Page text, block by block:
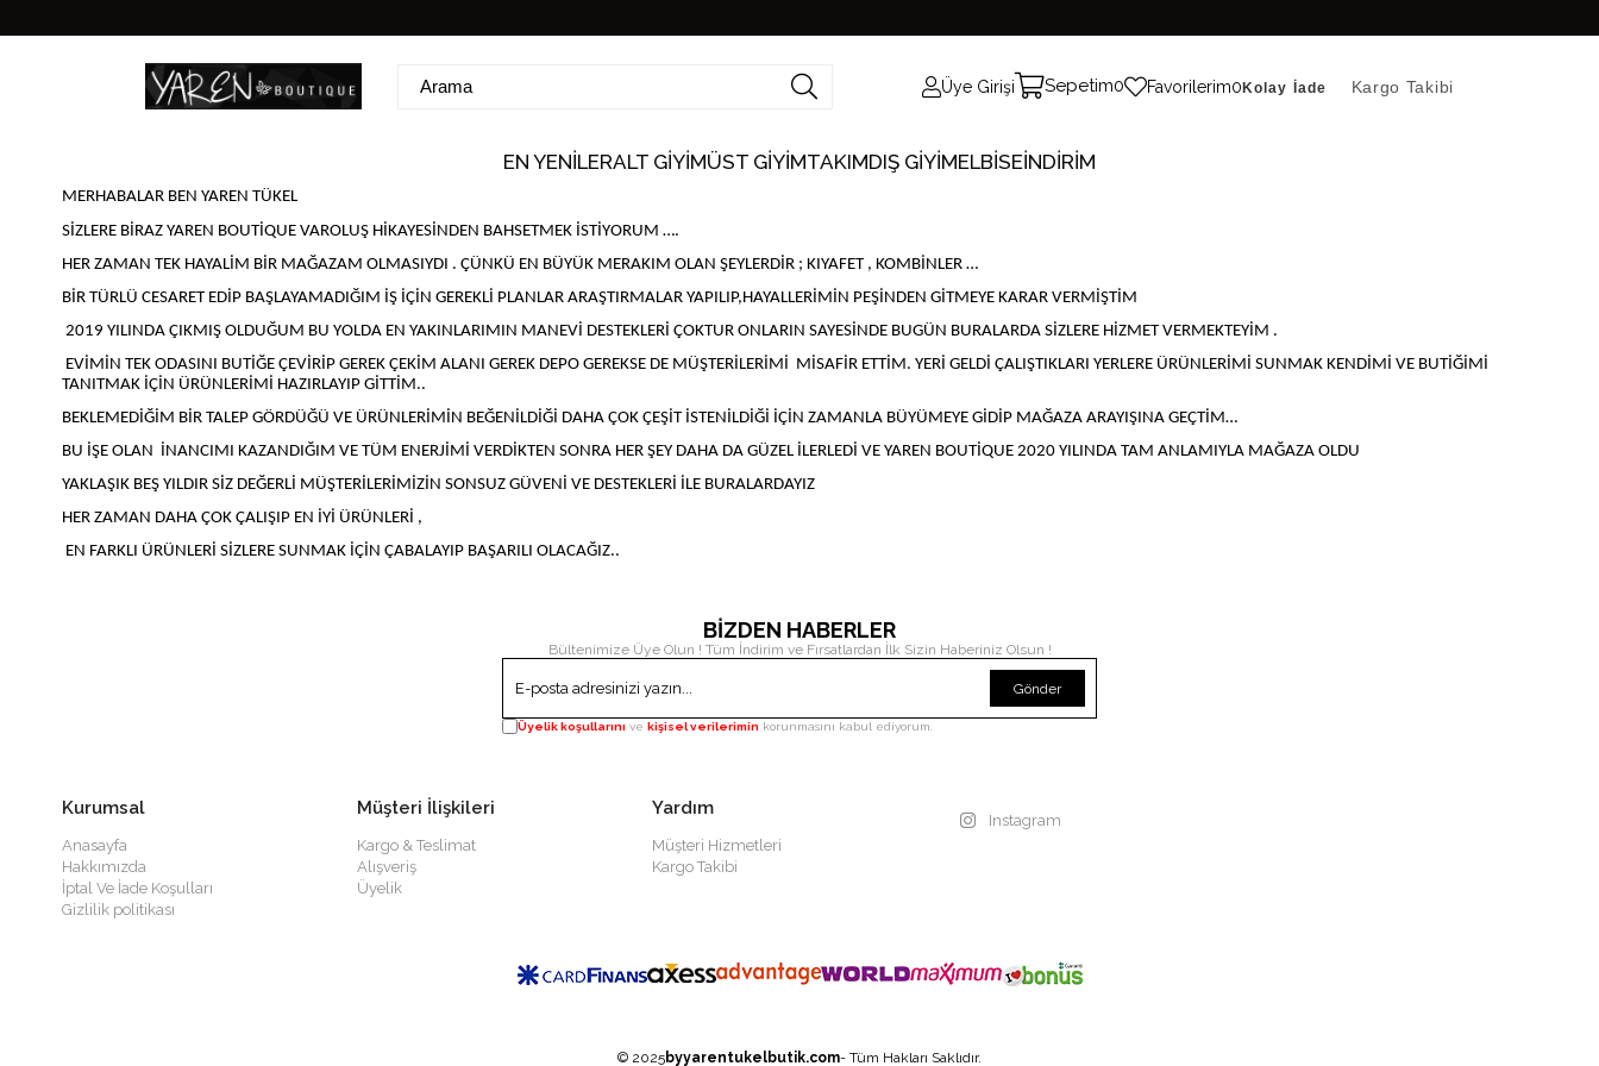
Üye Girişi Sepetim0 Favorilerim0Kolay İade Kargo Takibi
EN YENİLERALT GİYİMÜST GİYİMTAKIMDIŞ GİYİMELBİSEİNDİRİM
MERHABALAR BEN YAREN TÜKEL
SİZLERE BİRAZ YAREN BOUTİQUE VAROLUŞ HİKAYESİNDEN BAHSETMEK İSTİYORUM ….
HER ZAMAN TEK HAYALİM BİR MAĞAZAM OLMASIYDI . ÇÜNKÜ EN BÜYÜK MERAKIM OLAN ŞEYLERDİR ; KIYAFET , KOMBİNLER …
BİR TÜRLÜ CESARET EDİP BAŞLAYAMADIĞIM İŞ İÇİN GEREKLİ PLANLAR ARAŞTIRMALAR YAPILIP,HAYALLERİMİN PEŞİNDEN GİTMEYE KARAR VERMİŞTİM
2019 YILINDA ÇIKMIŞ OLDUĞUM BU YOLDA EN YAKINLARIMIN MANEVİ DESTEKLERİ ÇOKTUR ONLARIN SAYESİNDE BUGÜN BURALARDA SİZLERE HİZMET VERMEKTEYİM .
EVİMİN TEK ODASINI BUTİĞE ÇEVİRİP GEREK ÇEKİM ALANI GEREK DEPO GEREKSE DE MÜŞTERİLERİMİ MİSAFİR ETTİM. YERİ GELDİ ÇALIŞTIKLARI YERLERE ÜRÜNLERİMİ SUNMAK KENDİMİ VE BUTİĞİMİ
TANITMAK İÇİN ÜRÜNLERİMİ HAZIRLAYIP GİTTİM..
BEKLEMEDİĞİM BİR TALEP GÖRDÜĞÜ VE ÜRÜNLERİMİN BEĞENİLDİĞİ DAHA ÇOK ÇEŞİT İSTENİLDİĞİ İÇİN ZAMANLA BÜYÜMEYE GİDİP MAĞAZA ARAYIŞINA GEÇTİM…
BU İŞE OLAN İNANCIMI KAZANDIĞIM VE TÜM ENERJİMİ VERDİKTEN SONRA HER ŞEY DAHA DA GÜZEL İLERLEDİ VE YAREN BOUTİQUE 2020 YILINDA TAM ANLAMIYLA MAĞAZA OLDU
YAKLAŞIK BEŞ YILDIR SİZ DEĞERLİ MÜŞTERİLERİMİZİN SONSUZ GÜVENİ VE DESTEKLERİ İLE BURALARDAYIZ
HER ZAMAN DAHA ÇOK ÇALIŞIP EN İYİ ÜRÜNLERİ ,
EN FARKLI ÜRÜNLERİ SİZLERE SUNMAK İÇİN ÇABALAYIP BAŞARILI OLACAĞIZ..
BİZDEN HABERLER
Bültenimize Üye Olun ! Tüm İndirim ve Fırsatlardan İlk Sizin Haberiniz Olsun !
Gönder
Üyelik koşullarını ve kişisel verilerimin korunmasını kabul ediyorum.
Kurumsal
Anasayfa
Hakkımızda
İptal Ve İade Koşulları
Gizlilik politikası
Müşteri İlişkileri
Kargo & Teslimat
Alışveriş
Üyelik
Yardım
Müşteri Hizmetleri
Kargo Takibi
Instagram
© 2025byyarentukelbutik.com- Tüm Hakları Saklıdır.